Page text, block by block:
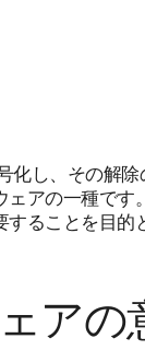
化し、その解
アの一種です
ることを目的
アの